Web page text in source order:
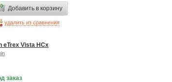
Добавить в корзину
удалить из сравнения
eTrex Vista HCx
заказ